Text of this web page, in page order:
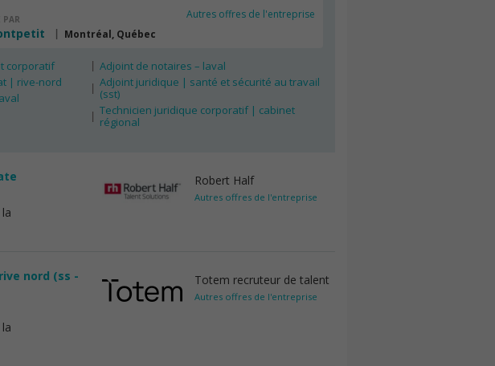
PAR
Montréal, Québec
Autres offres de l'entreprise
corporatif
| rive-nord
Adjoint de notaires – laval
Adjoint juridique | santé et sécurité au travail
(sst)
Technicien juridique corporatif | cabinet
régional
Robert Half
Autres offres de l'entreprise
nord (ss -
Totem recruteur de talent
Autres offres de l'entreprise